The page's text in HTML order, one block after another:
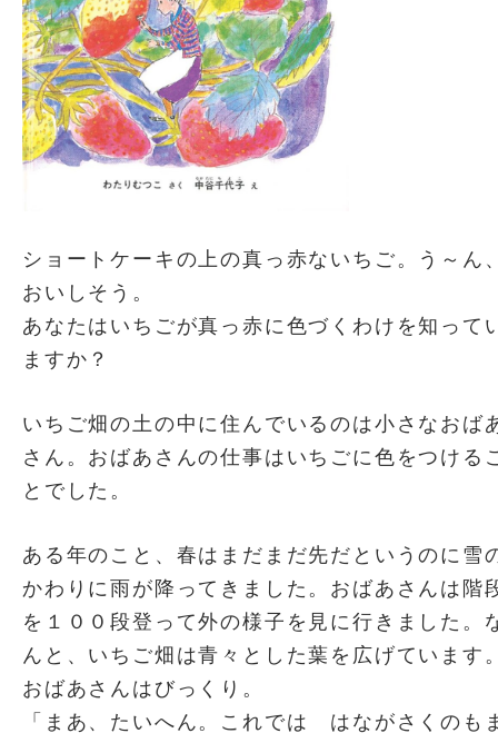
ショートケーキの上の真っ赤ないちご。う～ん
おいしそう。
あなたはいちごが真っ赤に色づくわけを知って
ますか？
いちご畑の土の中に住んでいるのは小さなおば
さん。おばあさんの仕事はいちごに色をつける
とでした。
ある年のこと、春はまだまだ先だというのに雪
かわりに雨が降ってきました。おばあさんは階
を１００段登って外の様子を見に行きました。
んと、いちご畑は青々とした葉を広げています
おばあさんはびっくり。
「まあ、たいへん。これでは はながさくのも